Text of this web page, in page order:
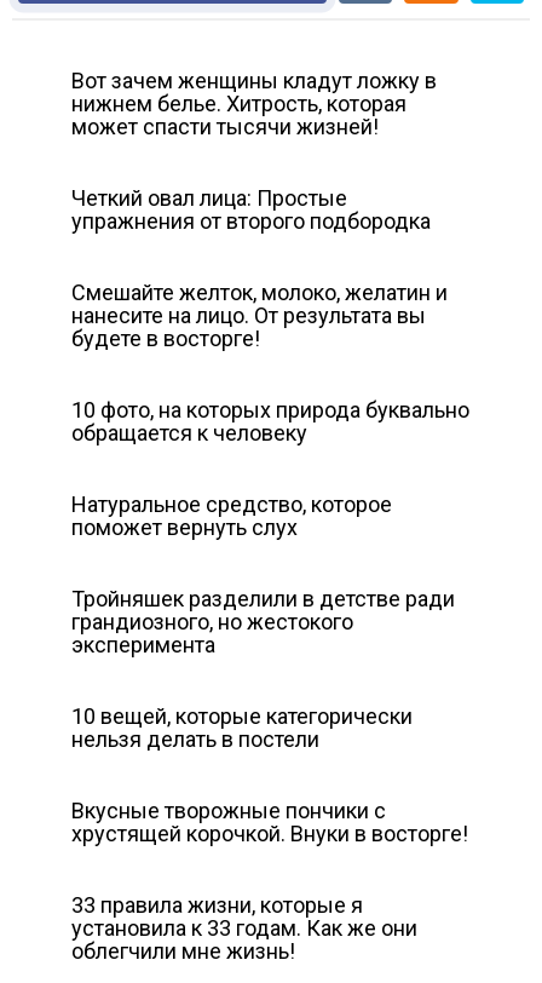
Вот зачем женщины кладут ложку в
нижнем белье. Хитрость, которая
может спасти тысячи жизней!
Четкий овал лица: Простые
упражнения от второго подбородка
Смешайте желток, молоко, желатин и
нанесите на лицо. От результата вы
будете в восторге!
10 фото, на которых природа буквально
обращается к человеку
Натуральное средство, которое
поможет вернуть слух
Тройняшек разделили в детстве ради
грандиозного, но жeстокого
эксперимента
10 вещей, которые категорически
нельзя делать в постели
Вкусные творожные пончики с
хрустящей корочкой. Внуки в восторге!
33 правила жизни, которые я
установила к 33 годам. Как же они
облегчили мне жизнь!